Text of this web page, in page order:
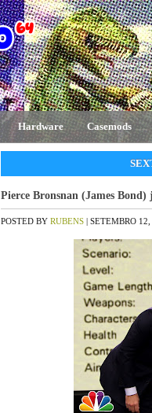
Hardware Casemods
Pierce Bronsnan (James
POSTED BY RUBENS | SETEMBRO